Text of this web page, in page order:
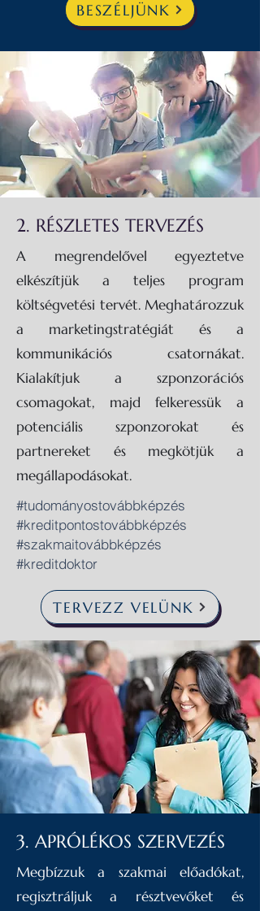
BESZÉLJÜNK
2. RÉSZLETES TERVEZÉS
A megrendelővel egyeztetve
elkészítjük a teljes program
költségvetési tervét. Meghatározzuk
a marketingstratégiát és a
kommunikációs csatornákat.
Kialakítjuk a szponzorációs
csomagokat, majd felkeressük a
potenciális szponzorokat és
partnereket és megkötjük a
megállapodásokat.
#tudományostovábbképzés
#kreditpontostovábbképzés
#szakmaitovábbképzés
#kreditdoktor
TERVEZZ VELÜNK
3. APRÓLÉKOS SZERVEZÉS
Megbízzuk a szakmai előadókat,
regisztráljuk a résztvevőket és